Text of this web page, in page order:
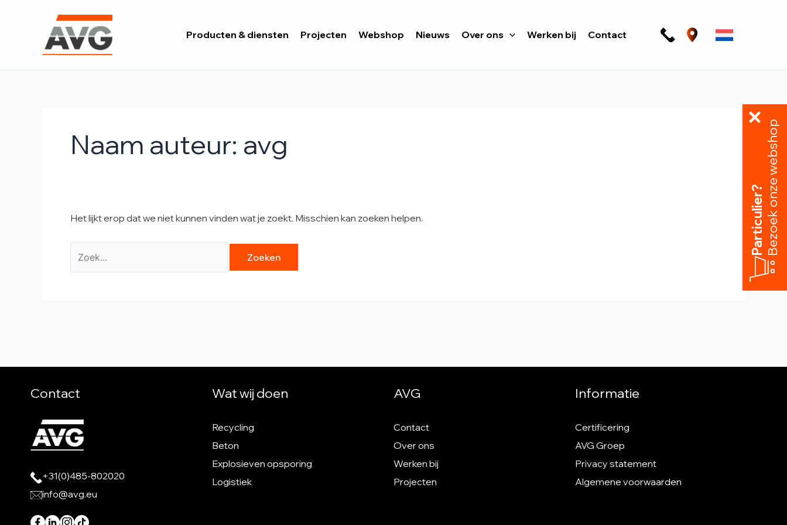
Producten & diensten Projecten Webshop Nieuws Over ons Werken bij Contact
Naam auteur: avg
Het lijkt erop dat we niet kunnen vinden wat je zoekt. Misschien kan zoeken helpen.
naar:
Contact
+31(0)485-802020
info@avg.eu
Wat wij doen
Recycling
Beton
Explosieven opsporing
Logistiek
AVG
Contact
Over ons
Werken bij
Projecten
Informatie
Certificering
AVG Groep
Privacy statement
Algemene voorwaarden
Particulier?Bezoek onze webshop